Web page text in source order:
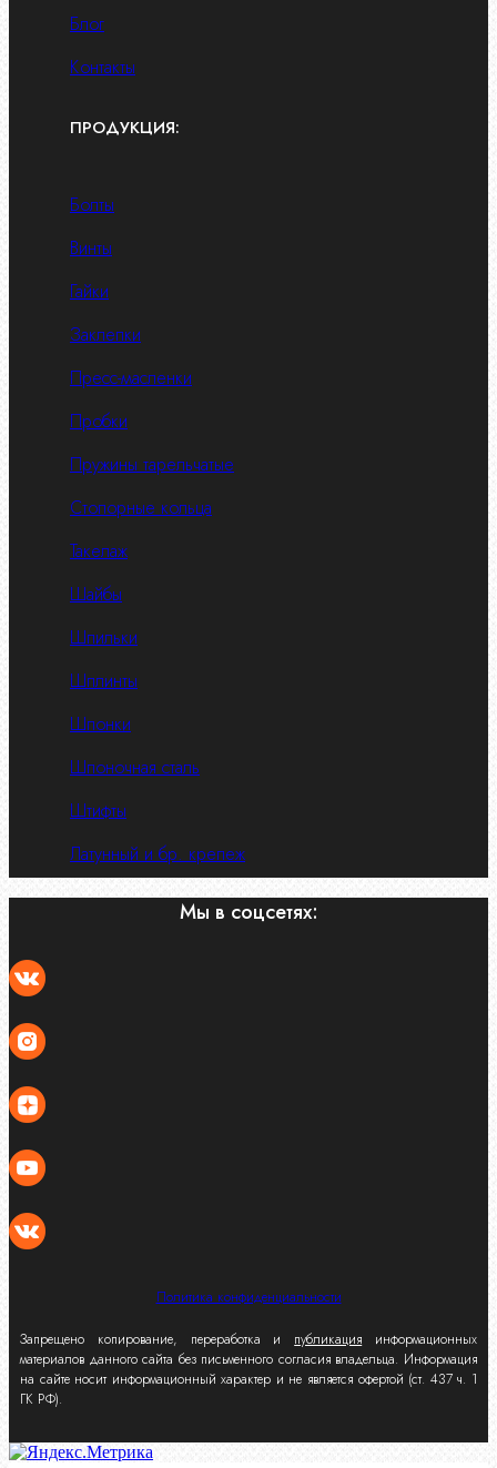
Блог
Контакты
ПРОДУКЦИЯ:
Болты
Винты
Гайки
Заклепки
Пресс-масленки
Пробки
Пружины тарельчатые
Стопорные кольца
Такелаж
Шайбы
Шпильки
Шплинты
Шпонки
Шпоночная сталь
Штифты
Латунный и бр. крепеж
Мы в соцсетях:
Политика конфиденциальности
Запрещено копирование, переработка и публикация информационных
материалов данного сайта без письменного согласия владельца. Информация
на сайте носит информационный характер и не является офертой (ст. 437 ч. 1
ГК РФ).